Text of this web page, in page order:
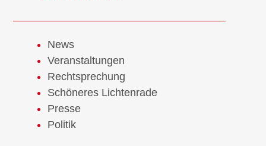
News
Ver­an­stal­tun­gen
Recht­spre­chung
Schö­ne­res Lich­ten­ra­de
Pres­se
Poli­tik